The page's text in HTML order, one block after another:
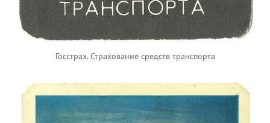
Госстрах. Страхование средств транспорта